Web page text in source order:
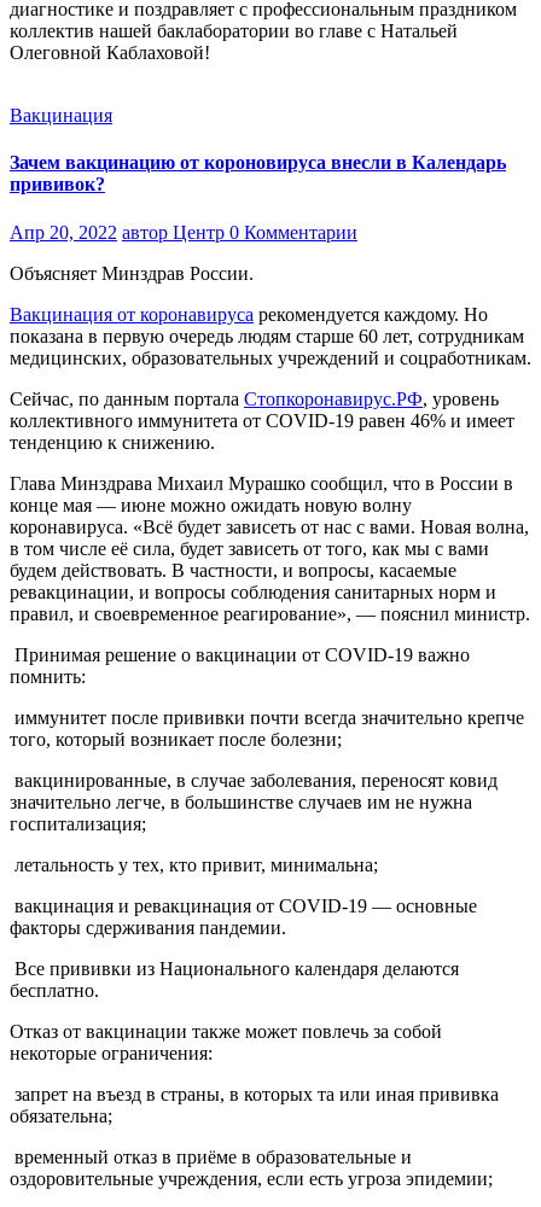
диагностике и поздравляет с профессиональным праздником
коллектив нашей баклаборатории во главе с Натальей
Олеговной Каблаховой!
Вакцинация
Зачем вакцинацию от короновируса внесли в Календарь
прививок?
Апр 20, 2022 автор Центр 0 Комментарии
Объясняет Минздрав России.
Вакцинация от коронавируса рекомендуется каждому. Но
показана в первую очередь людям старше 60 лет, сотрудникам
медицинских, образовательных учреждений и соцработникам.
Сейчас, по данным портала Стопкоронавирус.РФ, уровень
коллективного иммунитета от COVID-19 равен 46% и имеет
тенденцию к снижению.
Глава Минздрава Михаил Мурашко сообщил, что в России в
конце мая — июне можно ожидать новую волну
коронавируса. «Всё будет зависеть от нас с вами. Новая волна,
в том числе её сила, будет зависеть от того, как мы с вами
будем действовать. В частности, и вопросы, касаемые
ревакцинации, и вопросы соблюдения санитарных норм и
правил, и своевременное реагирование», — пояснил министр.
Принимая решение о вакцинации от COVID-19 важно
помнить:
иммунитет после прививки почти всегда значительно крепче
того, который возникает после болезни;
вакцинированные, в случае заболевания, переносят ковид
значительно легче, в большинстве случаев им не нужна
госпитализация;
летальность у тех, кто привит, минимальна;
вакцинация и ревакцинация от COVID-19 — основные
факторы сдерживания пандемии.
Все прививки из Национального календаря делаются
бесплатно.
Отказ от вакцинации также может повлечь за собой
некоторые ограничения:
запрет на въезд в страны, в которых та или иная прививка
обязательна;
временный отказ в приёме в образовательные и
оздоровительные учреждения, если есть угроза эпидемии;